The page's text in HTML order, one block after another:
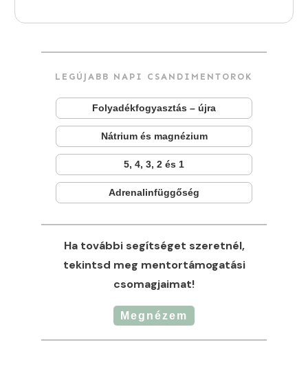
LEGÚJABB NAPI CSANDIMENTOROK
Folyadékfogyasztás – újra
Nátrium és magnézium
5, 4, 3, 2 és 1
Adrenalinfüggőség
Ha további segítséget szeretnél,
tekintsd meg mentortámogatási
csomagjaimat!
Megnézem